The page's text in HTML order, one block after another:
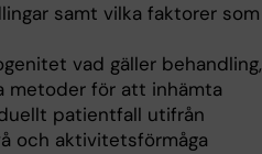
samt vilka faktorer som
vad gäller behandling,
metoder för att inhämta
patientfall utifrån
och aktivitetsförmåga